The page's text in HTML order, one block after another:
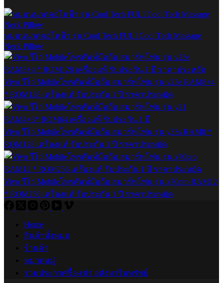
หมอนนวดคอไฟฟ้า รุ่น Cool Tech FULI Cool Tech Massage
Neck Pillow
Vivo วีโว่ Mobileโทรศัพท์มือถือ สมาร์ทโฟน รุ่น v23e RAM8+4
* ROM128 เครื่องแท้ รับประกัน 1 ปี ราคาประหยัด
Vivo วีโว่ Mobileโทรศัพท์มือถือ สมาร์ทโฟน รุ่น y33s RAM8 *
ROM128 เครื่องแท้ รับประกัน 1 ปี ราคาประหยัด
Vivo วีโว่ Mobileโทรศัพท์มือถือ สมาร์ทโฟน รุ่น x70pro RAM12
* ROM256 เครื่องแท้ รับประกัน 1 ปี ราคาประหยัด
Home
สินค้าทั้งหมด
ร้านค้า
หมวดหมู่
รวมประกาศซื้อ-เช่า อสังหาริมทรัพย์